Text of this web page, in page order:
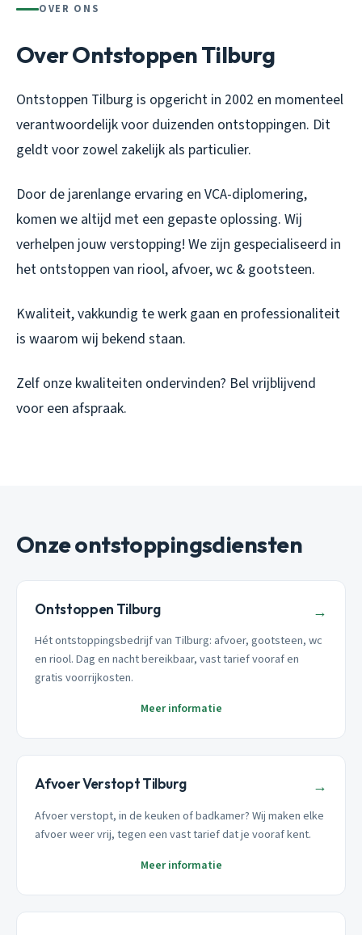
OVER ONS
Over Ontstoppen Tilburg
Ontstoppen Tilburg is opgericht in 2002 en momenteel
verantwoordelijk voor duizenden ontstoppingen. Dit
geldt voor zowel zakelijk als particulier.
Door de jarenlange ervaring en VCA-diplomering,
komen we altijd met een gepaste oplossing. Wij
verhelpen jouw verstopping! We zijn gespecialiseerd in
het ontstoppen van riool, afvoer, wc & gootsteen.
Kwaliteit, vakkundig te werk gaan en professionaliteit
is waarom wij bekend staan.
Zelf onze kwaliteiten ondervinden? Bel vrijblijvend
voor een afspraak.
Onze ontstoppingsdiensten
Ontstoppen Tilburg →
Hét ontstoppingsbedrijf van Tilburg: afvoer, gootsteen, wc
en riool. Dag en nacht bereikbaar, vast tarief vooraf en
gratis voorrijkosten.
Meer informatie
Afvoer Verstopt Tilburg →
Afvoer verstopt, in de keuken of badkamer? Wij maken elke
afvoer weer vrij, tegen een vast tarief dat je vooraf kent.
Meer informatie